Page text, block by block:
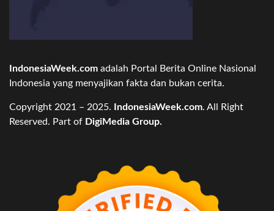
IndonesiaWeek.com adalah Portal Berita Online Nasional
Indonesia yang menyajikan fakta dan bukan cerita.
Copyright 2021 – 2025. IndonesiaWeek.com. All Right
Reserved. Part of DigiMedia Group.